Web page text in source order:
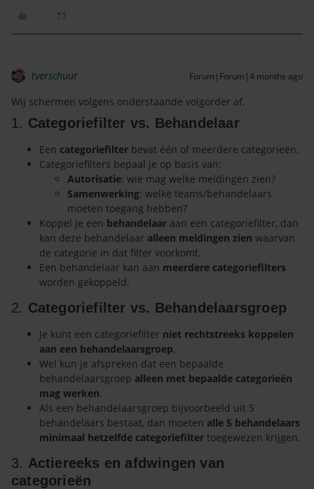
tverschuur Forum|Forum|4 months ago
Wij schermen volgens onderstaande volgorder af.
1. Categoriefilter vs. Behandelaar
Een categoriefilter bevat één of meerdere categorieën.
Categoriefilters bepaal je op basis van:
Autorisatie: wie mag welke meldingen zien?
Samenwerking: welke teams/behandelaars
moeten toegang hebben?
Koppel je een behandelaar aan een categoriefilter, dan
kan deze behandelaar alleen meldingen zien waarvan
de categorie in dat filter voorkomt.
Een behandelaar kan aan meerdere categoriefilters
worden gekoppeld.
2. Categoriefilter vs. Behandelaarsgroep
Je kunt een categoriefilter niet rechtstreeks koppelen
aan een behandelaarsgroep.
Wel kun je afspreken dat een bepaalde
behandelaarsgroep alleen met bepaalde categorieën
mag werken.
Als een behandelaarsgroep bijvoorbeeld uit 5
behandelaars bestaat, dan moeten alle 5 behandelaars
minimaal hetzelfde categoriefilter toegewezen krijgen.
3. Actiereeks en afdwingen van
categorieën